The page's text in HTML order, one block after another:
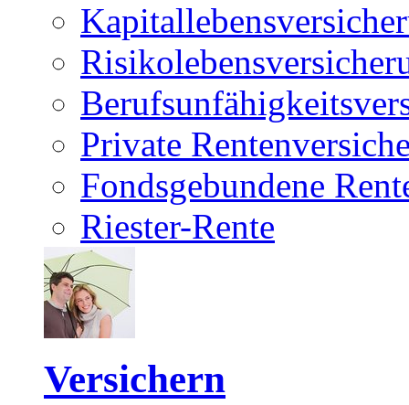
Private
Fondsgebundene
Riester-Rente
Versichern